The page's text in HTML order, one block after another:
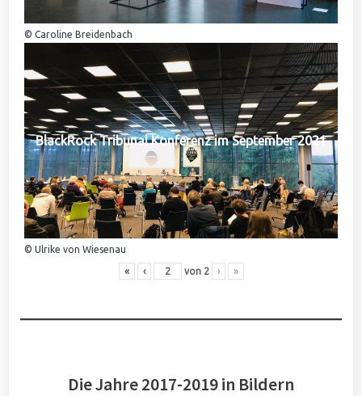
© Caroline Breidenbach
BlackRock Tribunal Konferenz im September 2021
© Ulrike von Wiesenau
« ‹ von 2 › »
Die Jahre 2017-2019 in Bildern